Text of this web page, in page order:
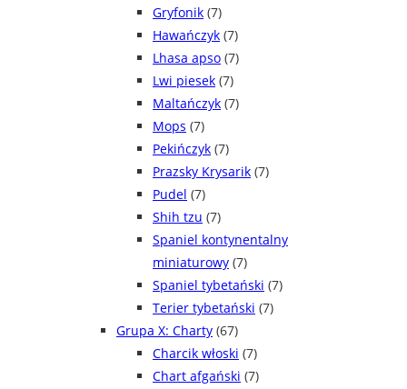
Gryfonik (7)
Hawańczyk (7)
Lhasa apso (7)
Lwi piesek (7)
Maltańczyk (7)
Mops (7)
Pekińczyk (7)
Prazsky Krysarik (7)
Pudel (7)
Shih tzu (7)
Spaniel kontynentalny
miniaturowy (7)
Spaniel tybetański (7)
Terier tybetański (7)
Grupa X: Charty (67)
Charcik włoski (7)
Chart afgański (7)